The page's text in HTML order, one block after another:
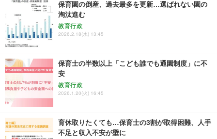
保育園の倒産、過去最多を更新…選ばれない園の
淘汰進む
教育行政
2026.2.18(水) 13:45
保育士の半数以上「こども誰でも通園制度」に不
安
教育行政
2026.1.20(火) 16:45
育休取りたくても…保育士の3割が取得困難、人手
不足と収入不安が壁に